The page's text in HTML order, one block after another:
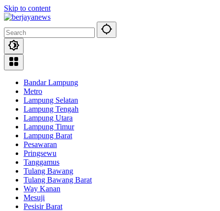
Skip to content
Bandar Lampung
Metro
Lampung Selatan
Lampung Tengah
Lampung Utara
Lampung Timur
Lampung Barat
Pesawaran
Pringsewu
Tanggamus
Tulang Bawang
Tulang Bawang Barat
Way Kanan
Mesuji
Pesisir Barat